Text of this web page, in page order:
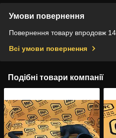
Умови повернення
Повернення товару впродовж
Всі умови повернення
Подібні товари компанії